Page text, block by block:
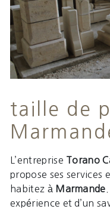
taille de
L’entreprise Torano
propose ses services
habitez à Marmande
expérience et d’un